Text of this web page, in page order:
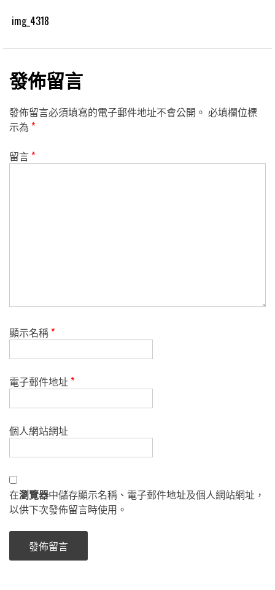
img_4318
發佈留言
發佈留言必須填寫的電子郵件地址不會公開。 必填欄位標
示為 *
留言*
顯示名稱*
電子郵件地址*
個人網站網址
在瀏覽器中儲存顯示名稱、電子郵件地址及個人網站網址，
以供下次發佈留言時使用。